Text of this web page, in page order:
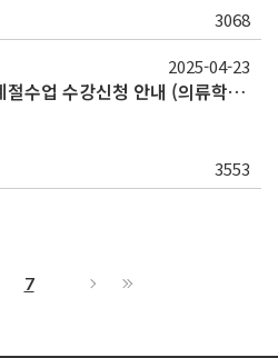
3068
[공지] 2025학년도 하계 계절수업 수강신청 안내 (의류학과: 패션디자인 CAD)
3553
2025-04-23
7